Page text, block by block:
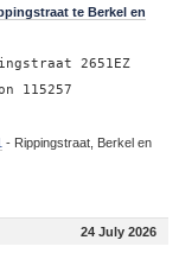
te Berkel en
2651EZ
115257
- Rippingstraat, Berkel en
24 July 2026